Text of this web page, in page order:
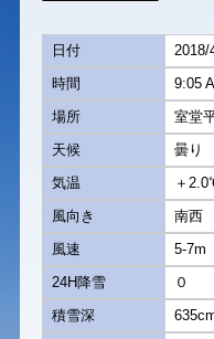
日付
2018/
時間
9:05
場所
室堂
天候
曇り
気温
＋
風向き
南西
風速
5-7m
24H降雪
０
積雪深